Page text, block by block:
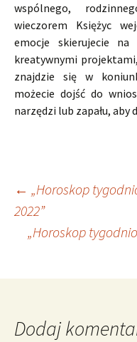
wspólnego,
wieczorem Księżyc
emocje skierujecie
kreatywnymi
znajdzie się w
możecie dojść do
narzędzi lub zapału, aby
wpisu
← „Horoskop
2022”
„Horoskop
Dodaj